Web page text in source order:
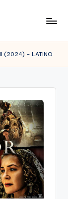
(2024) – LATINO